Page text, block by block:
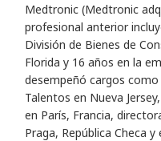
Medtronic (Medtronic
profesional anterior
División de Bienes de
Florida y 16 años en la
desempeñó cargos
Talentos en Nueva
en París, Francia,
Praga, República Checa